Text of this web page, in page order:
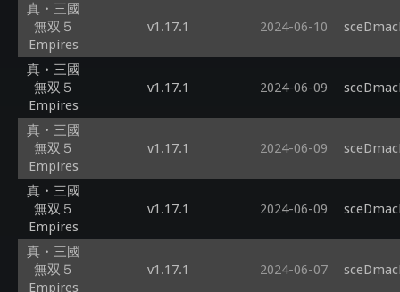
真・三國
無双５
Empires
v1.17.1 2024-06-10
真・三國
無双５
Empires
v1.17.1 2024-06-09
真・三國
無双５
Empires
v1.17.1 2024-06-09
真・三國
無双５
Empires
v1.17.1 2024-06-09
真・三國
無双５
Empires
v1.17.1 2024-06-07